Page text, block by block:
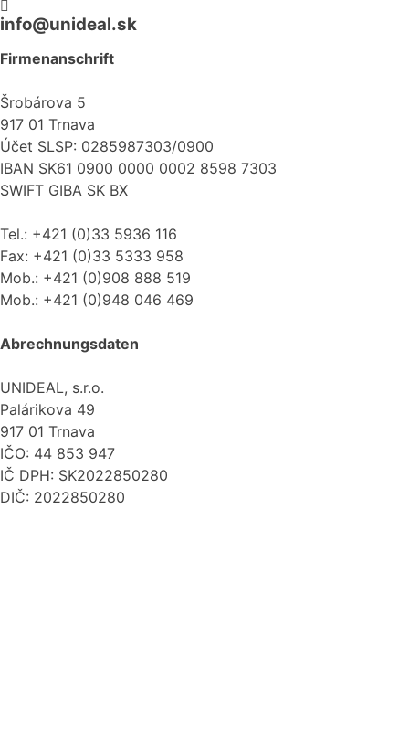
info@unideal.sk
Firmenanschrift
Šrobárova 5
917 01 Trnava
Účet SLSP: 0285987303/0900
IBAN SK61 0900 0000 0002 8598 7303
SWIFT GIBA SK BX
Tel.: +421 (0)33 5936 116
Fax: +421 (0)33 5333 958
Mob.: +421 (0)908 888 519
Mob.: +421 (0)948 046 469
Abrechnungsdaten
UNIDEAL, s.r.o.
Palárikova 49
917 01 Trnava
IČO: 44 853 947
IČ DPH: SK2022850280
DIČ: 2022850280